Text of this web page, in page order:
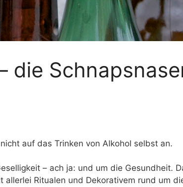
die
auf das Trinken von Alkohol selbst an.
– ach ja: und um die Gesundheit.
Ritualen und Dekorativem rund um